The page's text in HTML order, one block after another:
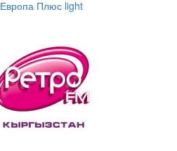
Европа Плюс light